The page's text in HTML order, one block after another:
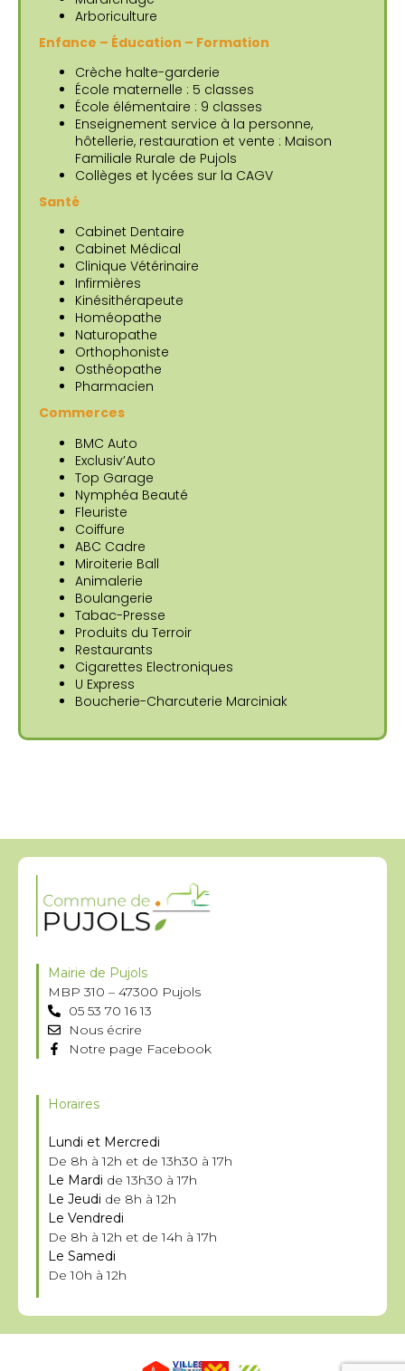
Arboriculture
Enfance – Éducation – Formation
Crèche halte-garderie
École maternelle : 5 classes
École élémentaire : 9 classes
Enseignement service à la personne,
hôtellerie, restauration et vente : Maison
Familiale Rurale de Pujols
Collèges et lycées sur la CAGV
Santé
Cabinet Dentaire
Cabinet Médical
Clinique Vétérinaire
Infirmières
Kinésithérapeute
Homéopathe
Naturopathe
Orthophoniste
Osthéopathe
Pharmacien
Commerces
BMC Auto
Exclusiv’Auto
Top Garage
Nymphéa Beauté
Fleuriste
Coiffure
ABC Cadre
Miroiterie Ball
Animalerie
Boulangerie
Tabac-Presse
Produits du Terroir
Restaurants
Cigarettes Electroniques
U Express
Boucherie-Charcuterie Marciniak
Mairie de Pujols
MBP 310 – 47300 Pujols
05 53 70 16 13
Nous écrire
Notre page Facebook
Horaires
Lundi et Mercredi
De 8h à 12h et de 13h30 à 17h
Le Mardi de 13h30 à 17h
Le Jeudi de 8h à 12h
Le Vendredi
De 8h à 12h et de 14h à 17h
Le Samedi
De 10h à 12h